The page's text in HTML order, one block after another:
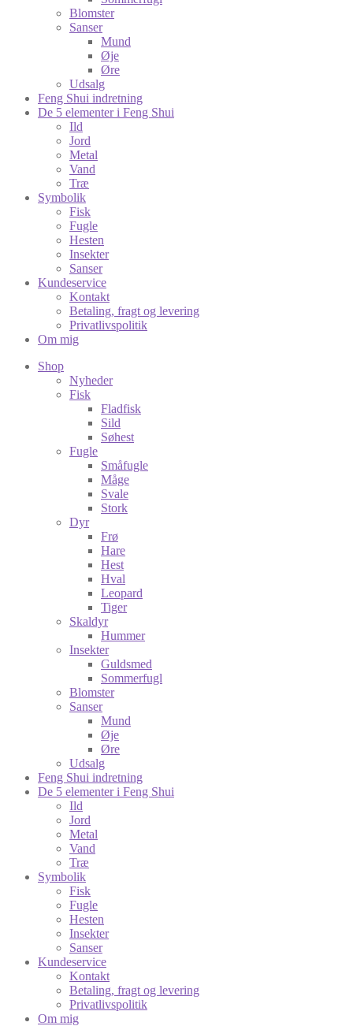
Blomster
Sanser
Mund
Øje
Øre
Udsalg
Feng Shui indretning
De 5 elementer i Feng Shui
Ild
Jord
Metal
Vand
Træ
Symbolik
Fisk
Fugle
Hesten
Insekter
Sanser
Kundeservice
Kontakt
Betaling, fragt og levering
Privatlivspolitik
Om mig
Shop
Nyheder
Fisk
Fladfisk
Sild
Søhest
Fugle
Småfugle
Måge
Svale
Stork
Dyr
Frø
Hare
Hest
Hval
Leopard
Tiger
Skaldyr
Hummer
Insekter
Guldsmed
Sommerfugl
Blomster
Sanser
Mund
Øje
Øre
Udsalg
Feng Shui indretning
De 5 elementer i Feng Shui
Ild
Jord
Metal
Vand
Træ
Symbolik
Fisk
Fugle
Hesten
Insekter
Sanser
Kundeservice
Kontakt
Betaling, fragt og levering
Privatlivspolitik
Om mig